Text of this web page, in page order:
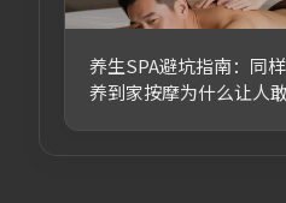
养生SPA避坑指南：同
养到家按摩为什么让人